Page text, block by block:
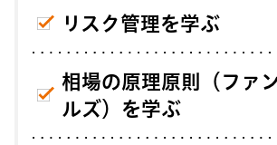
リスク管理を学ぶ
相場の原理原則（ファ
ルズ）を学ぶ